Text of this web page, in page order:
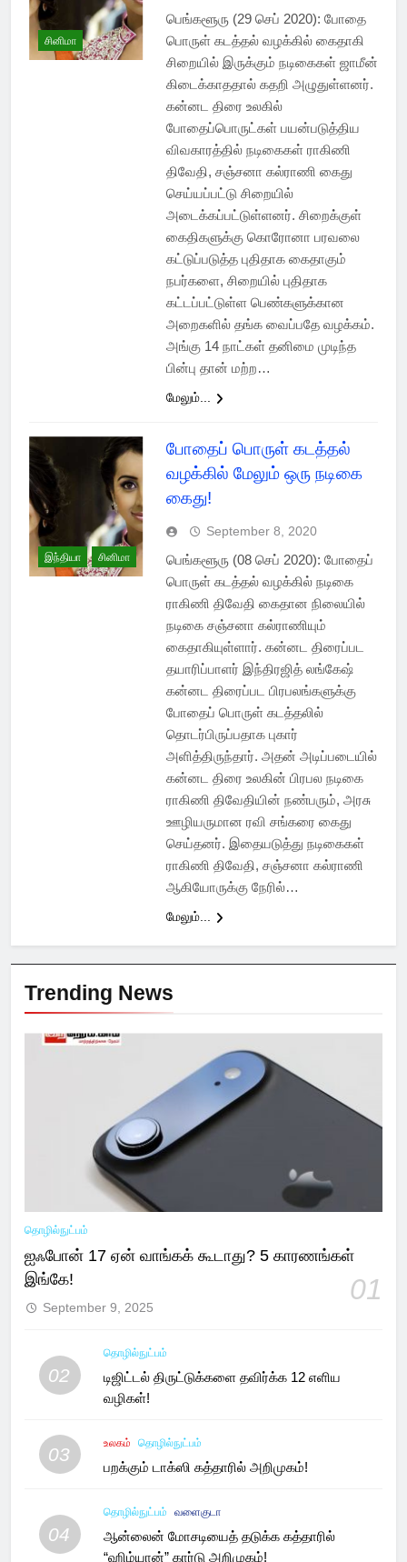
சினிமா
பெங்களூரு (29 செப் 2020): போதை
பொருள் கடத்தல் வழக்கில் கைதாகி
சிறையில் இருக்கும் நடிகைகள் ஜாமீன்
கிடைக்காததால் கதறி அழுதுள்ளனர்.
கன்னட திரை உலகில்
போதைப்பொருட்கள் பயன்படுத்திய
விவகாரத்தில் நடிகைகள் ராகிணி
திவேதி, சஞ்சனா கல்ராணி கைது
செய்யப்பட்டு சிறையில்
அடைக்கப்பட்டுள்ளனர். சிறைக்குள்
கைதிகளுக்கு கொரோனா பரவலை
கட்டுப்படுத்த புதிதாக கைதாகும்
நபர்களை, சிறையில் புதிதாக
கட்டப்பட்டுள்ள பெண்களுக்கான
அறைகளில் தங்க வைப்பதே வழக்கம்.
அங்கு 14 நாட்கள் தனிமை முடிந்த
பின்பு தான் மற்ற…
மேலும்...
இந்தியா சினிமா
போதைப் பொருள் கடத்தல்
வழக்கில் மேலும் ஒரு நடிகை
கைது!
September 8, 2020
பெங்களூரு (08 செப் 2020): போதைப்
பொருள் கடத்தல் வழக்கில் நடிகை
ராகிணி திவேதி கைதான நிலையில்
நடிகை சஞ்சனா கல்ராணியும்
கைதாகியுள்ளார். கன்னட திரைப்பட
தயாரிப்பாளர் இந்திரஜித் லங்கேஷ்
கன்னட திரைப்பட பிரபலங்களுக்கு
போதைப் பொருள் கடத்தலில்
தொடர்பிருப்பதாக புகார்
அளித்திருந்தார். அதன் அடிப்படையில்
கன்னட திரை உலகின் பிரபல நடிகை
ராகிணி திவேதியின் நண்பரும், அரசு
ஊழியருமான ரவி சங்கரை கைது
செய்தனர். இதையடுத்து நடிகைகள்
ராகிணி திவேதி, சஞ்சனா கல்ராணி
ஆகியோருக்கு நேரில்…
மேலும்...
Trending News
தொழில்நுட்பம்
ஐஃபோன் 17 ஏன் வாங்கக் கூடாது? 5 காரணங்கள்
இங்கே!
01
September 9, 2025
02
தொழில்நுட்பம்
டிஜிட்டல் திருட்டுக்களை தவிர்க்க 12 எளிய
வழிகள்!
03
உலகம் தொழில்நுட்பம்
பறக்கும் டாக்ஸி கத்தாரில் அறிமுகம்!
04
தொழில்நுட்பம் வளைகுடா
ஆன்லைன் மோசடியைத் தடுக்க கத்தாரில்
“ஹிம்யான்” கார்டு அறிமுகம்!